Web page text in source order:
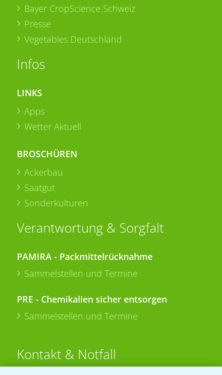
Bayer CropScience Schweiz
Presse
Vegetables Deutschland
Infos
LINKS
Apps
Wetter Aktuell
BROSCHÜREN
Ackerbau
Saatgut
Sonderkulturen
Verantwortung & Sorgfalt
PAMIRA - Packmittelrücknahme
Sammelstellen und Termine
PRE - Chemikalien sicher entsorgen
Sammelstellen und Termine
Kontakt & Notfall